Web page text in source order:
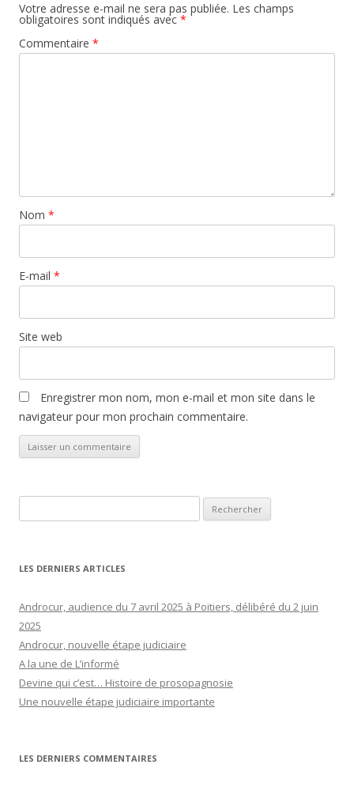
Votre adresse e-mail ne sera pas publiée. Les champs
obligatoires sont indiqués avec *
Commentaire *
Nom *
E-mail *
Site web
Enregistrer mon nom, mon e-mail et mon site dans le
navigateur pour mon prochain commentaire.
LES DERNIERS ARTICLES
Androcur, audience du 7 avril 2025 à Poitiers, délibéré du 2 juin
2025
Androcur, nouvelle étape judiciaire
A la une de L’informé
Devine qui c’est… Histoire de prosopagnosie
Une nouvelle étape judiciaire importante
LES DERNIERS COMMENTAIRES